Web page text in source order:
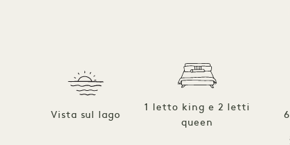
Vista sul lago
1 letto king e 2 letti
queen